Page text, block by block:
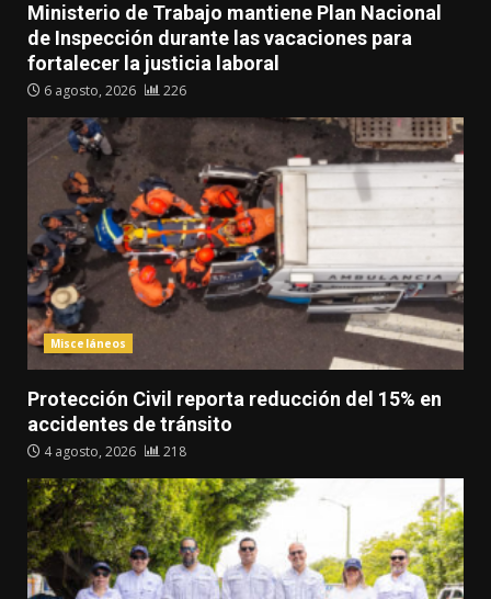
Ministerio de Trabajo mantiene Plan Nacional
de Inspección durante las vacaciones para
fortalecer la justicia laboral
6 agosto, 2026 226
Misceláneos
Protección Civil reporta reducción del 15% en
accidentes de tránsito
4 agosto, 2026 218